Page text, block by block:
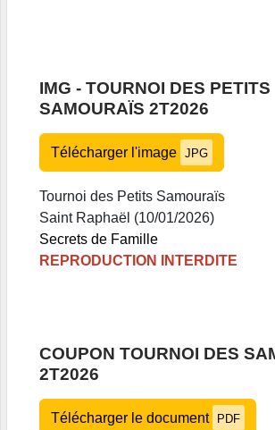
IMG - TOURNOI DES PETITS
SAMOURAÏS 2T2026
Télécharger l'image JPG
Tournoi des Petits Samouraïs
Saint Raphaël (10/01/2026)
Secrets de Famille
REPRODUCTION INTERDITE
COUPON TOURNOI DES
2T2026
Télécharger le document PDF